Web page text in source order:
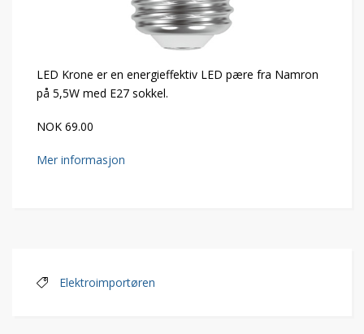
LED Krone er en energieffektiv LED pære fra Namron
på 5,5W med E27 sokkel.
NOK 69.00
Mer informasjon
Elektroimportøren